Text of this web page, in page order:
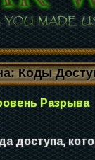
Коды
Разрыва
доступа,